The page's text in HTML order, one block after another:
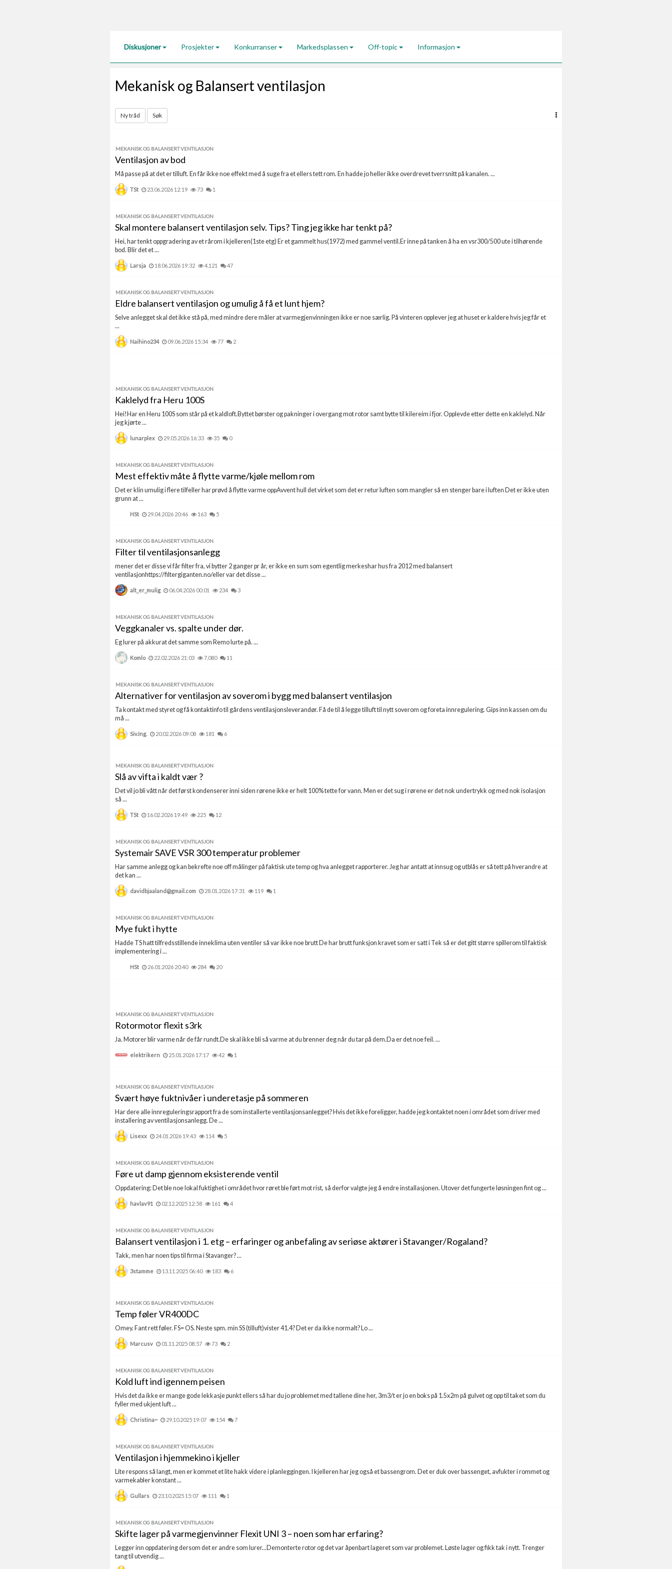
Diskusjoner Prosjekter Konkurranser Markedsplassen Off-topic Informasjon
Mekanisk og Balansert ventilasjon
Ny tråd Søk
MEKANISK OG BALANSERT VENTILASJON
Ventilasjon av bod
Må passe på at det er tilluft. En får ikke noe effekt med å suge fra et ellers tett rom. En hadde jo heller ikke overdrevet tverrsnitt på kanalen. ...
TSt 23.06.2026 12:19 73 1
MEKANISK OG BALANSERT VENTILASJON
Skal montere balansert ventilasjon selv. Tips? Ting jeg ikke har tenkt på?
Hei, har tenkt oppgradering av et rårom i kjelleren(1ste etg) Er et gammelt hus(1972) med gammel ventil.Er inne på tanken å ha en vsr300/500 ute i tilhørende
bod. Blir det et ...
Larsja 18.06.2026 19:32 4,121 47
MEKANISK OG BALANSERT VENTILASJON
Eldre balansert ventilasjon og umulig å få et lunt hjem?
Selve anlegget skal det ikke stå på, med mindre dere måler at varmegjenvinningen ikke er noe særlig. På vinteren opplever jeg at huset er kaldere hvis jeg får et
...
Naihino234 09.06.2026 15:34 77 2
MEKANISK OG BALANSERT VENTILASJON
Kaklelyd fra Heru 100S
Hei!Har en Heru 100S som står på et kaldloft.Byttet børster og pakninger i overgang mot rotor samt bytte til kilereim i fjor. Opplevde etter dette en kaklelyd. Når
jeg kjørte ...
lunarplex 29.05.2026 16:33 35 0
MEKANISK OG BALANSERT VENTILASJON
Mest effektiv måte å flytte varme/kjøle mellom rom
Det er klin umulig i flere tilfeller har prøvd å flytte varme oppAvvent hull det virket som det er retur luften som mangler så en stenger bare i luften Det er ikke uten
grunn at ...
HSt 29.04.2026 20:46 163 5
MEKANISK OG BALANSERT VENTILASJON
Filter til ventilasjonsanlegg
mener det er disse vi får filter fra, vi bytter 2 ganger pr år, er ikke en sum som egentlig merkeshar hus fra 2012 med balansert
ventilasjonhttps://filtergiganten.no/eller var det disse ...
alt_er_mulig 06.04.2026 00:01 234 3
MEKANISK OG BALANSERT VENTILASJON
Veggkanaler vs. spalte under dør.
Eg lurer på akkurat det samme som Remo lurte på. ...
Komlo 22.02.2026 21:03 7,080 11
MEKANISK OG BALANSERT VENTILASJON
Alternativer for ventilasjon av soverom i bygg med balansert ventilasjon
Ta kontakt med styret og få kontaktinfo til gårdens ventilasjonsleverandør. Få de til å legge tilluft til nytt soverom og foreta innregulering. Gips inn kassen om du
må ...
Siv.Ing. 20.02.2026 09:08 181 6
MEKANISK OG BALANSERT VENTILASJON
Slå av vifta i kaldt vær ?
Det vil jo bli vått når det først kondenserer inni siden rørene ikke er helt 100% tette for vann. Men er det sug i rørene er det nok undertrykk og med nok isolasjon
så ...
TSt 16.02.2026 19:49 225 12
MEKANISK OG BALANSERT VENTILASJON
Systemair SAVE VSR 300 temperatur problemer
Har samme anlegg og kan bekrefte noe off målinger på faktisk ute temp og hva anlegget rapporterer. Jeg har antatt at innsug og utblås er så tett på hverandre at
det kan ...
davidbjaaland@gmail.com 28.01.2026 17:31 119 1
MEKANISK OG BALANSERT VENTILASJON
Mye fukt i hytte
Hadde TS hatt tilfredsstillende inneklima uten ventiler så var ikke noe brutt De har brutt funksjon kravet som er satt i Tek så er det gitt større spillerom til faktisk
implementering i ...
HSt 26.01.2026 20:40 284 20
MEKANISK OG BALANSERT VENTILASJON
Rotormotor flexit s3rk
Ja. Motorer blir varme når de får rundt.De skal ikke bli så varme at du brenner deg når du tar på dem.Da er det noe feil. ...
elektrikern 25.01.2026 17:17 42 1
MEKANISK OG BALANSERT VENTILASJON
Svært høye fuktnivåer i underetasje på sommeren
Har dere alle innreguleringsrapport fra de som installerte ventilasjonsanlegget? Hvis det ikke foreligger, hadde jeg kontaktet noen i området som driver med
installering av ventilasjonsanlegg. De ...
Lisexx 24.01.2026 19:43 114 5
MEKANISK OG BALANSERT VENTILASJON
Føre ut damp gjennom eksisterende ventil
Oppdatering: Det ble noe lokal fuktighet i området hvor røret ble ført mot rist, så derfor valgte jeg å endre installasjonen. Utover det fungerte løsningen fint og ...
havlav91 02.12.2025 12:58 161 4
MEKANISK OG BALANSERT VENTILASJON
Balansert ventilasjon i 1. etg – erfaringer og anbefaling av seriøse aktører i Stavanger/Rogaland?
Takk, men har noen tips til firma i Stavanger? ...
3stamme 13.11.2025 06:40 183 6
MEKANISK OG BALANSERT VENTILASJON
Temp føler VR400DC
Omey. Fant rett føler. FS= OS. Neste spm. min SS (tilluft)vister 41.4? Det er da ikke normalt? Lo ...
Marcusv 01.11.2025 08:57 73 2
MEKANISK OG BALANSERT VENTILASJON
Kold luft ind igennem peisen
Hvis det da ikke er mange gode lekkasje punkt ellers så har du jo problemet med tallene dine her, 3m3/t er jo en boks på 1.5x2m på gulvet og opp til taket som du
fyller med ukjent luft ...
Christina~ 29.10.2025 19:07 154 7
MEKANISK OG BALANSERT VENTILASJON
Ventilasjon i hjemmekino i kjeller
Lite respons så langt, men er kommet et lite hakk videre i planleggingen. I kjelleren har jeg også et bassengrom. Det er duk over bassenget, avfukter i rommet og
varmekabler konstant ...
Gullars 23.10.2025 15:07 111 1
MEKANISK OG BALANSERT VENTILASJON
Skifte lager på varmegjenvinner Flexit UNI 3 – noen som har erfaring?
Legger inn oppdatering dersom det er andre som lurer...Demonterte rotor og det var åpenbart lageret som var problemet. Løste lager og fikk tak i nytt. Trenger
tang til utvendig ...